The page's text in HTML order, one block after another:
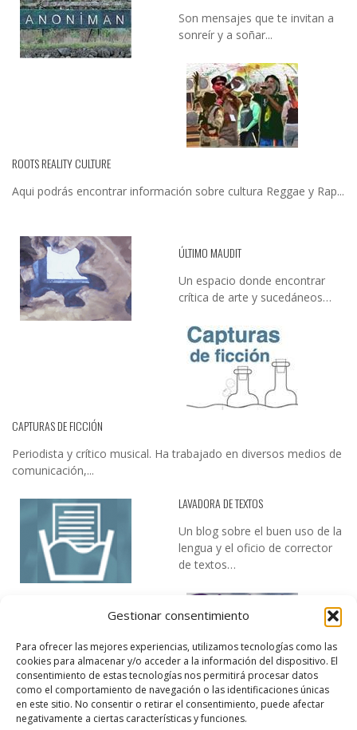
Gestionar consentimiento
Para ofrecer las mejores experiencias, utilizamos tecnologías como las
cookies para almacenar y/o acceder a la información del dispositivo. El
consentimiento de estas tecnologías nos permitirá procesar datos
como el comportamiento de navegación o las identificaciones únicas
en este sitio. No consentir o retirar el consentimiento, puede afectar
negativamente a ciertas características y funciones.
Son mensajes que te invitan a
sonreír y a soñar...
ROOTS REALITY CULTURE
Aqui podrás encontrar información sobre cultura Reggae y Rap...
ÚLTIMO MAUDIT
Un espacio donde encontrar
crítica de arte y sucedáneos…
CAPTURAS DE FICCIÓN
Periodista y crítico musical. Ha trabajado en diversos medios de
comunicación,...
LAVADORA DE TEXTOS
Un blog sobre el buen uso de la
lengua y el oficio de corrector
de textos…
DESIREE MARTÍN
…la realidad, es que cada día es más complicado realizar esos